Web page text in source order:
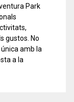
Park
gustos. No
amb la
a la